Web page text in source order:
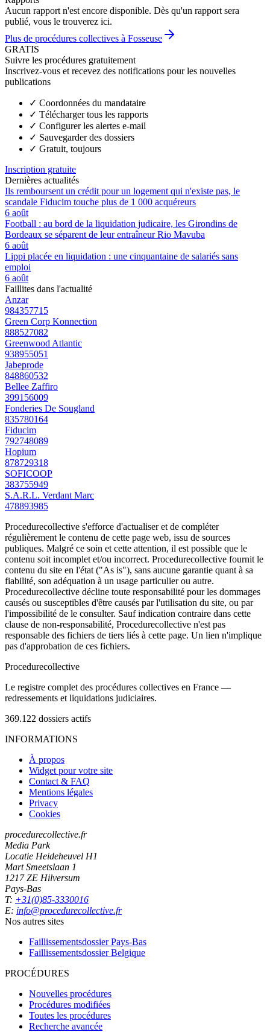
Aucun rapport n'est encore disponible. Dès qu'un rapport sera
publié, vous le trouverez ici.
Plus de procédures collectives à Fosseuse
GRATIS
Suivre les procédures gratuitement
Inscrivez-vous et recevez des notifications pour les nouvelles
publications
✓ Coordonnées du mandataire
✓ Télécharger tous les rapports
✓ Configurer les alertes e-mail
✓ Sauvegarder des dossiers
✓ Gratuit, toujours
Inscription gratuite
Dernières actualités
Ils remboursent un crédit pour un logement qui n'existe pas, le
scandale Fiducim touche plus de 1 000 acquéreurs
6 août
Football : au bord de la liquidation judicaire, les Girondins de
Bordeaux se séparent de leur entraîneur Rio Mavuba
6 août
Lippi placée en liquidation : une cinquantaine de salariés sans
emploi
6 août
Faillites dans l'actualité
Anzar
984357715
Green Corp Konnection
888527082
Greenwood Atlantic
938955051
Jabeprode
848860532
Bellee Zaffiro
399156009
Fonderies De Sougland
835780164
Fiducim
792748089
Hopium
878729318
SOFICOOP
383755949
S.A.R.L. Verdant Marc
478893985
Procedurecollective s'efforce d'actualiser et de compléter
régulièrement le contenu de cette page web, issu de sources
publiques. Malgré ce soin et cette attention, il est possible que le
contenu soit incomplet et/ou incorrect. Procedurecollective fournit le
contenu du site en l'état ("As is"), sans aucune garantie quant à sa
fiabilité, son adéquation à un usage particulier ou autre.
Procedurecollective décline toute responsabilité pour les dommages
causés ou susceptibles d'être causés par l'utilisation du site, ou par
l'impossibilité de le consulter. Sauf indication contraire dans cette
clause de non-responsabilité, Procedurecollective n'est pas
responsable des fichiers de tiers liés à cette page. Un lien n'implique
pas d'approbation de ces fichiers.
Procedurecollective
Le registre complet des procédures collectives en France —
redressements et liquidations judiciaires.
369.122 dossiers actifs
INFORMATIONS
À propos
Widget pour votre site
Contact & FAQ
Mentions légales
Privacy
Cookies
procedurecollective.fr
Media Park
Locatie Heideheuvel H1
Mart Smeetslaan 1
1217 ZE Hilversum
Pays-Bas
T: +31(0)85-3330016
E: info@procedurecollective.fr
Nos autres sites
Faillissementsdossier Pays-Bas
Faillissementsdossier Belgique
PROCÉDURES
Nouvelles procédures
Procédures modifiées
Toutes les procédures
Recherche avancée